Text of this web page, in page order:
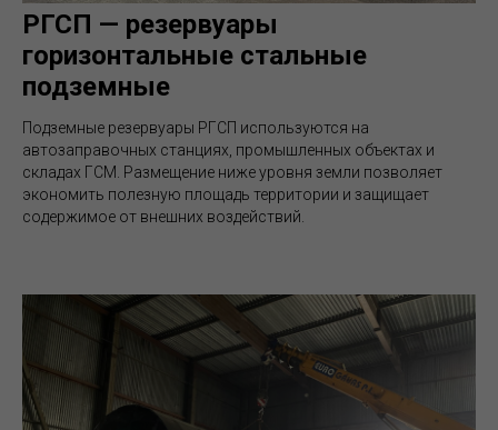
РГСП — резервуары
горизонтальные стальные
подземные
Подземные резервуары РГСП используются на
автозаправочных станциях, промышленных объектах и
складах ГСМ. Размещение ниже уровня земли позволяет
экономить полезную площадь территории и защищает
содержимое от внешних воздействий.